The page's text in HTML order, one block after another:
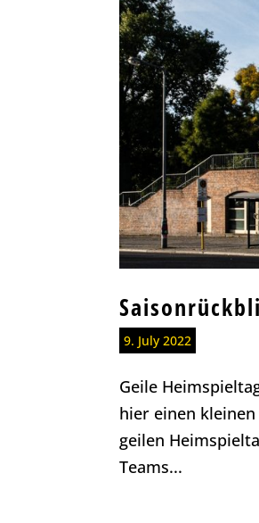
9. July 2022
Geile
hier einen
geilen
Teams...